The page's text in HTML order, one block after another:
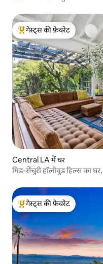
गेस्ट्स का टॉप फ़ेवरेट
गेस्ट्स की फ़ेवरेट
Central LA में घर
मिड-सेंचुरी हॉलीवुड हिल्स का
गेस्ट्स का टॉप फ़ेवरेट
गेस्ट्स की फ़ेवरेट